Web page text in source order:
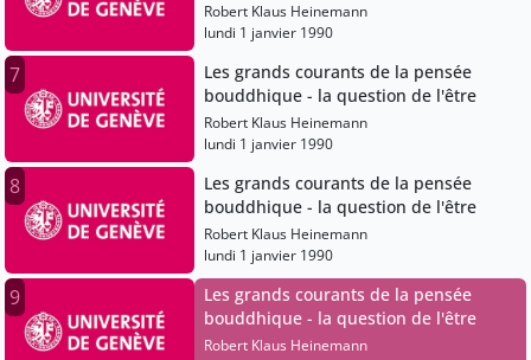
Robert Klaus Heinemann
lundi 1 janvier 1990
7
Les grands courants de la pensée
bouddhique - la question de l'être
Robert Klaus Heinemann
lundi 1 janvier 1990
8
Les grands courants de la pensée
bouddhique - la question de l'être
Robert Klaus Heinemann
lundi 1 janvier 1990
9
Les grands courants de la pensée
bouddhique - la question de l'être
Robert Klaus Heinemann